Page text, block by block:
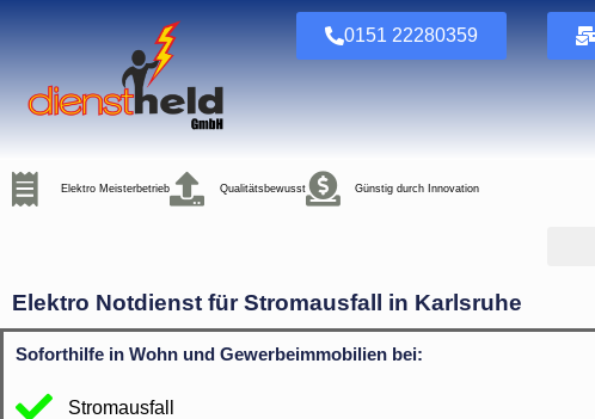
0151 22280359
Elektro Meisterbetrieb Qualitätsbewusst Günstig durch Innovation
Elektro Notdienst für Stromausfall in Karlsruhe
Soforthilfe in Wohn und Gewerbeimmobilien bei:
Stromausfall